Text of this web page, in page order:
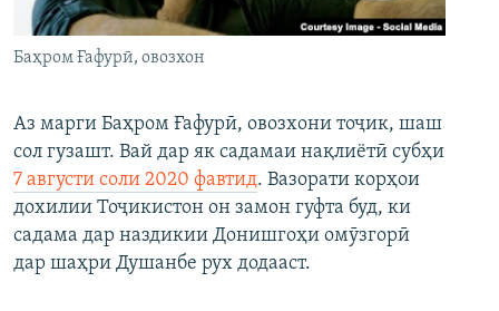
Баҳром Ғафурӣ, овозхон
Аз марги Баҳром Ғафурӣ, овозхони тоҷик, шаш
сол гузашт. Вай дар як садамаи нақлиётӣ субҳи
7 августи соли 2020 фавтид. Вазорати корҳои
дохилии Тоҷикистон он замон гуфта буд, ки
садама дар наздикии Донишгоҳи омӯзгорӣ
дар шаҳри Душанбе рух додааст.